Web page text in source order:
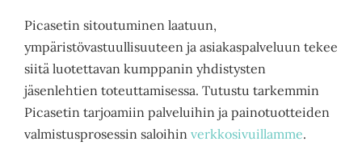
Picasetin sitoutuminen laatuun,
ympäristövastuullisuuteen ja asiakaspalveluun tekee
siitä luotettavan kumppanin yhdistysten
jäsenlehtien toteuttamisessa. Tutustu tarkemmin
Picasetin tarjoamiin palveluihin ja painotuotteiden
valmistusprosessin saloihin verkkosivuillamme.